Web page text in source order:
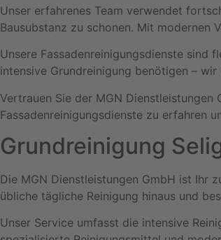
Unser erfahrenes Team verwendet
Bausubstanz zu schonen. Mit modernen
Unsere Fassadenreinigungsdienste sind
intensive Grundreinigung benötigen –
Vertrauen Sie der MGN
Fassadenreinigungsdienste zu erfahren
Grundreinigung
Die MGN Dienstleistungen GmbH ist Ihr
übliche tägliche Reinigung hinaus und
Unser Service umfasst die intensive